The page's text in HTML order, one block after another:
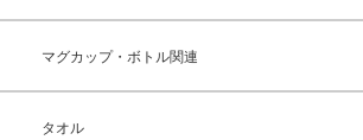
マグカップ・ボトル関連
タオル